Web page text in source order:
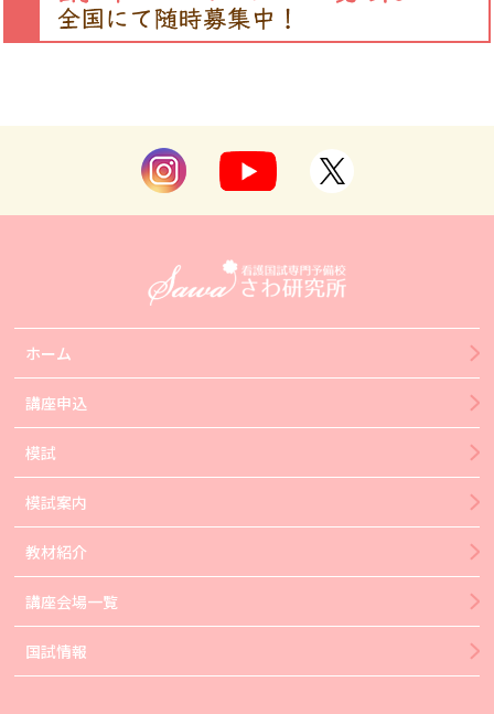
ホーム
講座申込
模試
模試案内
教材紹介
講座会場一覧
国試情報